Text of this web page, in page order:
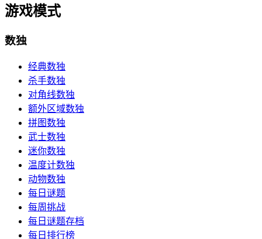
游戏模式
数独
经典数独
杀手数独
对角线数独
额外区域数独
拼图数独
武士数独
迷你数独
温度计数独
动物数独
每日谜题
每周挑战
每日谜题存档
每日排行榜